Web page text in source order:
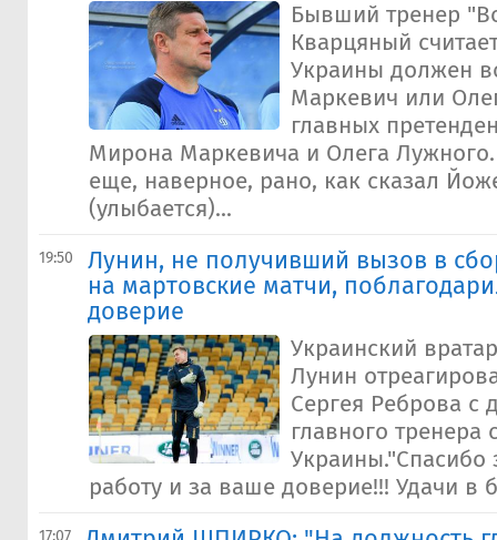
Бывший тренер
Кварцяный
Украины должен
Маркевич или
главных
Мирона Маркевича и Олега
еще, наверное, рано, как сказал
(улыбается)...
19:50
Лунин, не получивший вызов в
на мартовские матчи,
доверие
Украинский
Лунин
Сергея Реброва с
главного тренера
Украины."Спасибо
работу и за ваше доверие!!! Удачи в
17:07